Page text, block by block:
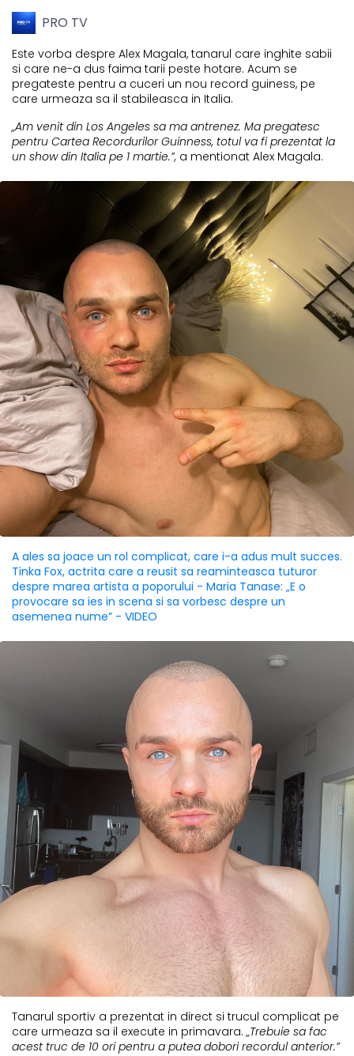
PRO TV
Este vorba despre Alex Magala, tanarul care inghite sabii
si care ne-a dus faima tarii peste hotare. Acum se
pregateste pentru a cuceri un nou record guiness, pe
care urmeaza sa il stabileasca in Italia.
„Am venit din Los Angeles sa ma antrenez. Ma pregatesc
pentru Cartea Recordurilor Guinness, totul va fi prezentat la
un show din Italia pe 1 martie.”, a mentionat Alex Magala.
A ales sa joace un rol complicat, care i-a adus mult succes.
Tinka Fox, actrita care a reusit sa reaminteasca tuturor
despre marea artista a poporului - Maria Tanase: „E o
provocare sa ies in scena si sa vorbesc despre un
asemenea nume” - VIDEO
Tanarul sportiv a prezentat in direct si trucul complicat pe
care urmeaza sa il execute in primavara.„Trebuie sa fac
acest truc de 10 ori pentru a putea dobori recordul anterior.”